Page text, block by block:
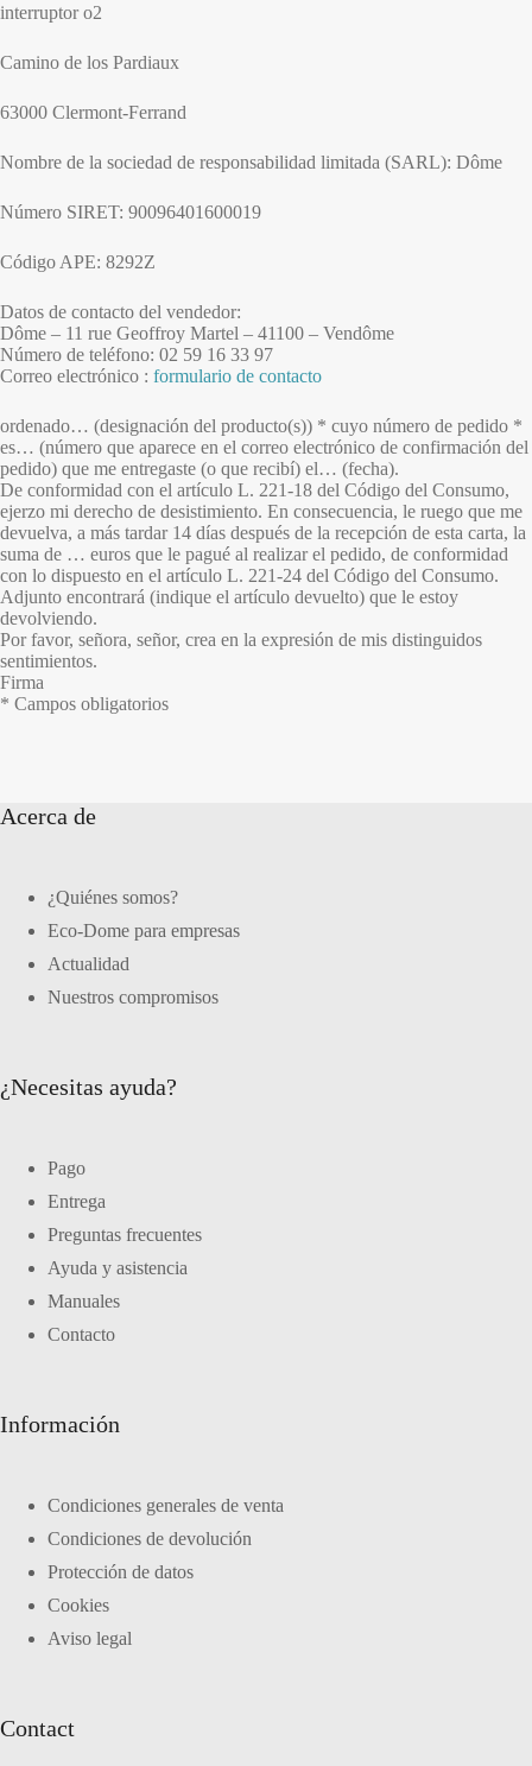
interruptor o2
Camino de los Pardiaux
63000 Clermont-Ferrand
Nombre de la sociedad de responsabilidad limitada (SARL): Dôme
Número SIRET: 90096401600019
Código APE: 8292Z
Datos de contacto del vendedor:
Dôme – 11 rue Geoffroy Martel – 41100 – Vendôme
Número de teléfono: 02 59 16 33 97
Correo electrónico : formulario de contacto
ordenado… (designación del producto(s)) * cuyo número de pedido *
es… (número que aparece en el correo electrónico de confirmación del
pedido) que me entregaste (o que recibí) el… (fecha).
De conformidad con el artículo L. 221-18 del Código del Consumo,
ejerzo mi derecho de desistimiento. En consecuencia, le ruego que me
devuelva, a más tardar 14 días después de la recepción de esta carta, la
suma de … euros que le pagué al realizar el pedido, de conformidad
con lo dispuesto en el artículo L. 221-24 del Código del Consumo.
Adjunto encontrará (indique el artículo devuelto) que le estoy
devolviendo.
Por favor, señora, señor, crea en la expresión de mis distinguidos
sentimientos.
Firma
* Campos obligatorios
Acerca de
¿Quiénes somos?
Eco-Dome para empresas
Actualidad
Nuestros compromisos
¿Necesitas ayuda?
Pago
Entrega
Preguntas frecuentes
Ayuda y asistencia
Manuales
Contacto
Información
Condiciones generales de venta
Condiciones de devolución
Protección de datos
Cookies
Aviso legal
Contact